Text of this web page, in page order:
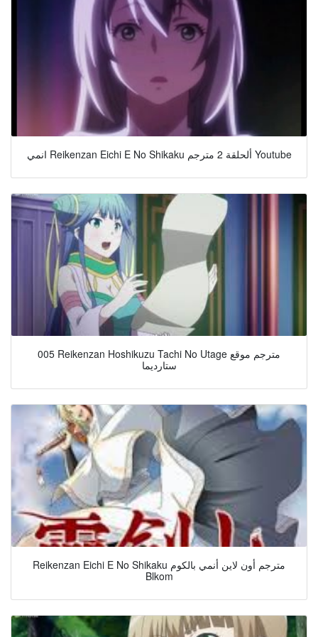
انمي Reikenzan Eichi E No Shikaku ألحلقة 2 مترجم Youtube
005 Reikenzan Hoshikuzu Tachi No Utage مترجم موقع
ستارديما
Reikenzan Eichi E No Shikaku مترجم أون لاين أنمي بالكوم
Blkom